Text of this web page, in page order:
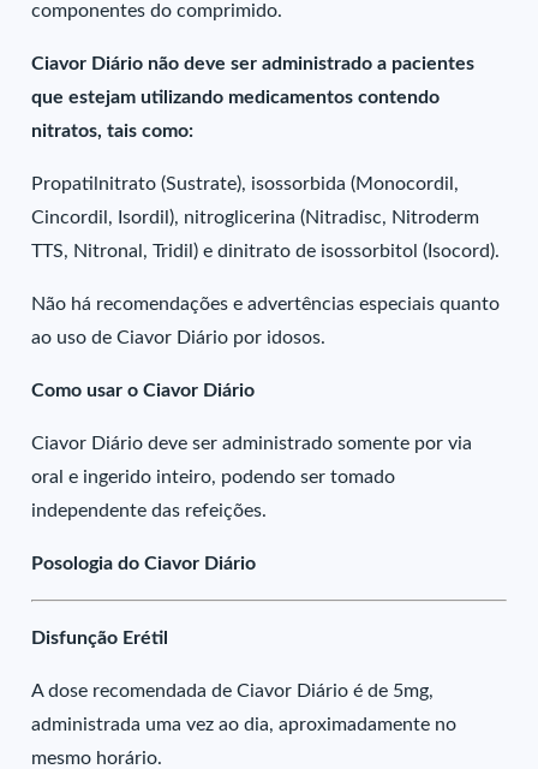
componentes do comprimido.
Ciavor Diário não deve ser administrado a pacientes
que estejam utilizando medicamentos contendo
nitratos, tais como:
Propatilnitrato (Sustrate), isossorbida (Monocordil,
Cincordil, Isordil), nitroglicerina (Nitradisc, Nitroderm
TTS, Nitronal, Tridil) e dinitrato de isossorbitol (Isocord).
Não há recomendações e advertências especiais quanto
ao uso de Ciavor Diário por idosos.
Como usar o Ciavor Diário
Ciavor Diário deve ser administrado somente por via
oral e ingerido inteiro, podendo ser tomado
independente das refeições.
Posologia do Ciavor Diário
Disfunção Erétil
A dose recomendada de Ciavor Diário é de 5mg,
administrada uma vez ao dia, aproximadamente no
mesmo horário.